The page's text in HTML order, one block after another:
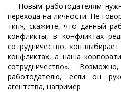
― Новым работодателям
перехода на личности. Не
тип», скажите, что данный
конфликты, в конфликтах
сотрудничество, «он
конфликтах, а наша
сотрудничество».
работодателю, если он
агентства, например